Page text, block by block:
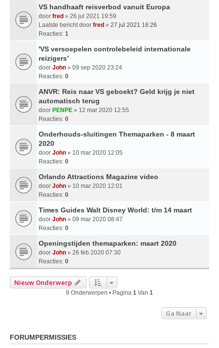
VS handhaaft reisverbod vanuit Europa
door fred » 26 jul 2021 19:59
Laatste bericht door fred » 27 jul 2021 16:26
Reacties: 1
'VS versoepelen controlebeleid internationale
reizigers’
door John » 09 sep 2020 23:24
Reacties: 0
ANVR: Reis naar VS geboekt? Geld krijg je niet
automatisch terug
door PENPE » 12 mar 2020 12:55
Reacties: 0
Onderhouds-sluitingen Themaparken - 8 maart
2020
door John » 10 mar 2020 12:05
Reacties: 0
Orlando Attractions Magazine video
door John » 10 mar 2020 12:01
Reacties: 0
Times Guides Walt Disney World: t/m 14 maart
door John » 09 mar 2020 08:47
Reacties: 0
Openingstijden themaparken: maart 2020
door John » 26 feb 2020 07:30
Reacties: 0
Nieuw Onderwerp
8 Onderwerpen • Pagina 1 Van 1
Ga Naar
FORUMPERMISSIES